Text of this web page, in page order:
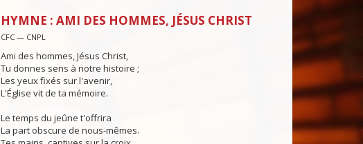
HYMNE : AMI DES HOMMES, JÉSUS CHRIST
CFC — CNPL
Ami des hommes, Jésus Christ,
Tu donnes sens à notre histoire ;
Les yeux fixés sur l'avenir,
L'Église vit de ta mémoire.
Le temps du jeûne t'offrira
La part obscure de nous-mêmes.